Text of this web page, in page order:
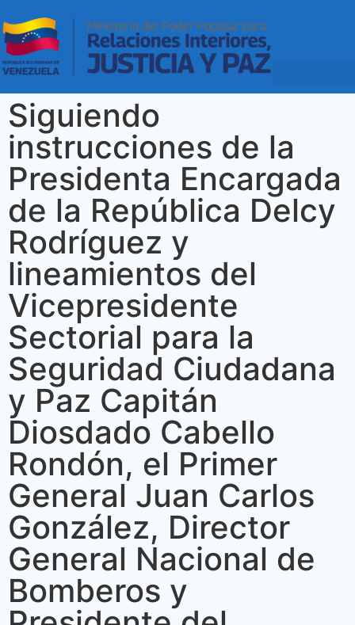
Siguiendo
instrucciones de la
Presidenta Encargada
de la República Delcy
Rodríguez y
lineamientos del
Vicepresidente
Sectorial para la
Seguridad Ciudadana
y Paz Capitán
Diosdado Cabello
Rondón, el Primer
General Juan Carlos
González, Director
General Nacional de
Bomberos y